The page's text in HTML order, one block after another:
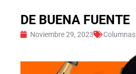
DE BUENA FUENTE
Noviembre 29, 2023 Columnas